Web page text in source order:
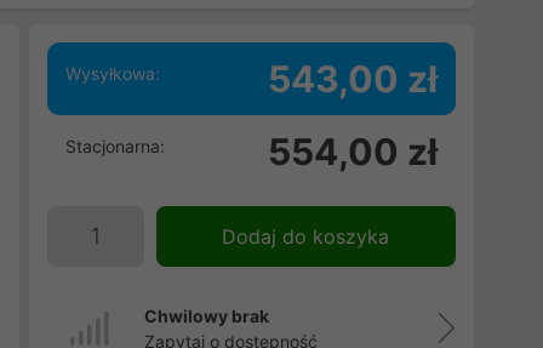
Wysyłkowa: 543,00 zł
Stacjonarna: 554,00 zł
Dodaj do koszyka
Chwilowy brak
Zapytaj o dostępność